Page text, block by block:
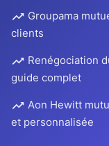
Groupama
clients
Renégociation
guide complet
Aon Hewitt
et personnalisée